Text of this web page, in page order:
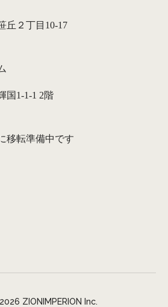
丘２丁目10-17
国1-1-1 2階
移転準備中です
ZIONIMPERION Inc.